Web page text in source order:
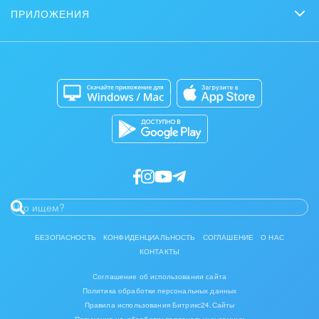
Задать вопрос
Стать партнером
ПРИЛОЖЕНИЯ
Разработчикам приложений
БЕЗОПАСНОСТЬ КОНФИДЕНЦИАЛЬНОСТЬ СОГЛАШЕНИЕ
О НАС
КОНТАКТЫ
Соглашение об использовании сайта
Политика обработки персональных данных
Правила использования Битрикс24.Сайты